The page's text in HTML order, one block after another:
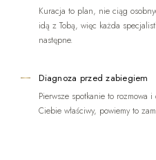
Kuracja to plan, nie ciąg
idą z Tobą, więc każda
następne.
Diagnoza przed zabiegiem
Pierwsze spotkanie to rozmowa
Ciebie właściwy, powiemy to